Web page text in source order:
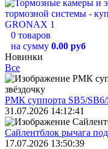
0 товаров
на сумму 0.00 руб
Новинки
Все
РМК суппорта SB5/SB6/
31.07.2026 14:12:41
Сайлентблок рычага
17.07.2026 13:50:39